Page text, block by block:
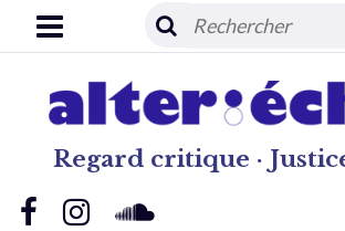
Regard critique ·